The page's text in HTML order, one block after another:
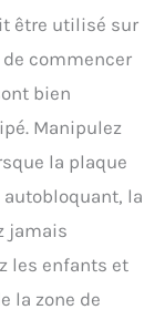
être utilisé sur
de commencer
bien
Manipulez
la plaque
autobloquant, la
jamais
les enfants et
la zone de